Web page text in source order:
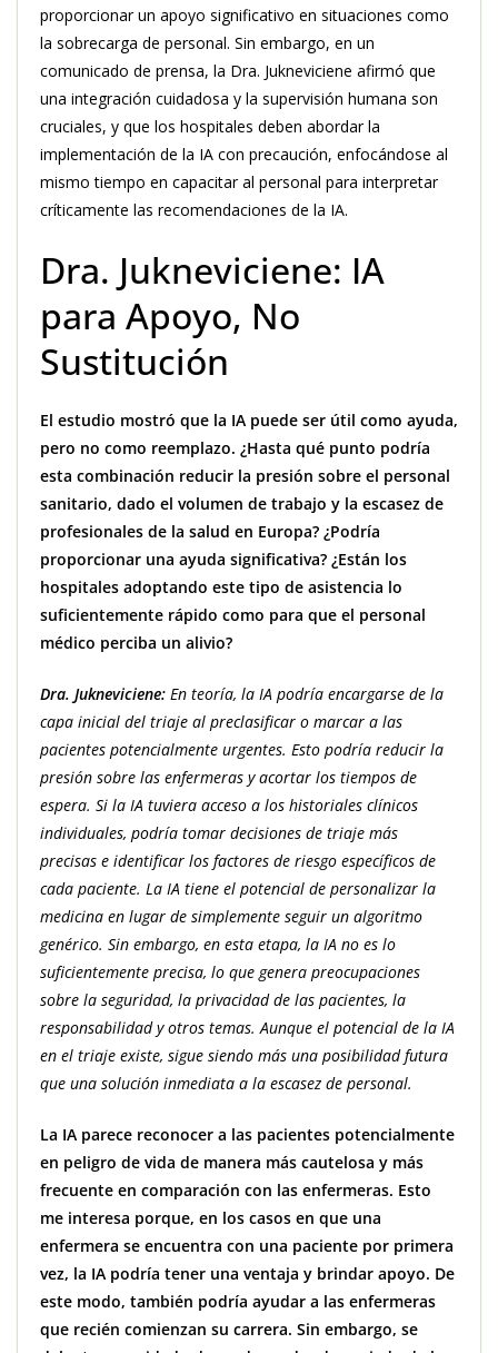
proporcionar un apoyo significativo en situaciones como
la sobrecarga de personal. Sin embargo, en un
comunicado de prensa, la Dra. Jukneviciene afirmó que
una integración cuidadosa y la supervisión humana son
cruciales, y que los hospitales deben abordar la
implementación de la IA con precaución, enfocándose al
mismo tiempo en capacitar al personal para interpretar
críticamente las recomendaciones de la IA.
Dra. Jukneviciene: IA
para Apoyo, No
Sustitución
El estudio mostró que la IA puede ser útil como ayuda,
pero no como reemplazo. ¿Hasta qué punto podría
esta combinación reducir la presión sobre el personal
sanitario, dado el volumen de trabajo y la escasez de
profesionales de la salud en Europa? ¿Podría
proporcionar una ayuda significativa? ¿Están los
hospitales adoptando este tipo de asistencia lo
suficientemente rápido como para que el personal
médico perciba un alivio?
Dra. Jukneviciene: En teoría, la IA podría encargarse de la
capa inicial del triaje al preclasificar o marcar a las
pacientes potencialmente urgentes. Esto podría reducir la
presión sobre las enfermeras y acortar los tiempos de
espera. Si la IA tuviera acceso a los historiales clínicos
individuales, podría tomar decisiones de triaje más
precisas e identificar los factores de riesgo específicos de
cada paciente. La IA tiene el potencial de personalizar la
medicina en lugar de simplemente seguir un algoritmo
genérico. Sin embargo, en esta etapa, la IA no es lo
suficientemente precisa, lo que genera preocupaciones
sobre la seguridad, la privacidad de las pacientes, la
responsabilidad y otros temas. Aunque el potencial de la IA
en el triaje existe, sigue siendo más una posibilidad futura
que una solución inmediata a la escasez de personal.
La IA parece reconocer a las pacientes potencialmente
en peligro de vida de manera más cautelosa y más
frecuente en comparación con las enfermeras. Esto
me interesa porque, en los casos en que una
enfermera se encuentra con una paciente por primera
vez, la IA podría tener una ventaja y brindar apoyo. De
este modo, también podría ayudar a las enfermeras
que recién comienzan su carrera. Sin embargo, se